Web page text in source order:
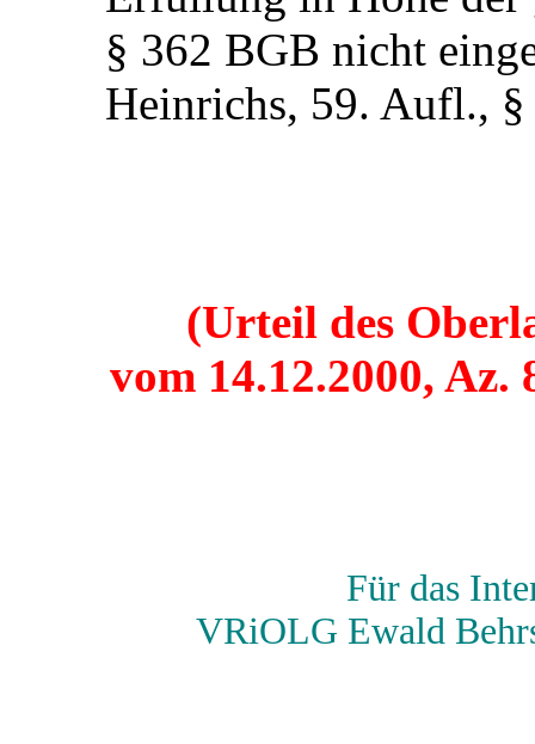
§ 362 BGB nicht
Heinrichs, 59. Aufl.,
(Urteil des
vom 14.12.2000, Az.
Für das
VRiOLG Ewald